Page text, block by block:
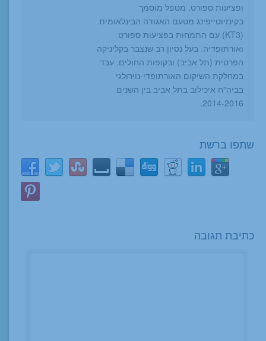
ופציעות ספורט. מטפל מוסמך
בקינזיוטייפינג מטעם האגודה הבינלאומית
(KT3) עם התמחות בפציעות ספורט
ואורתופדיה. בעל נסיון רב שנצבר בקליניקה
הפרטית (תל אביב) ובקופות החולים. עבד
במחלקת השיקום האורתופדי-נוירולגי
בביה"ח איכילוב בתל אביב בין השנים
2014-2016.
שתפו ברשת
כתיבת תגובה